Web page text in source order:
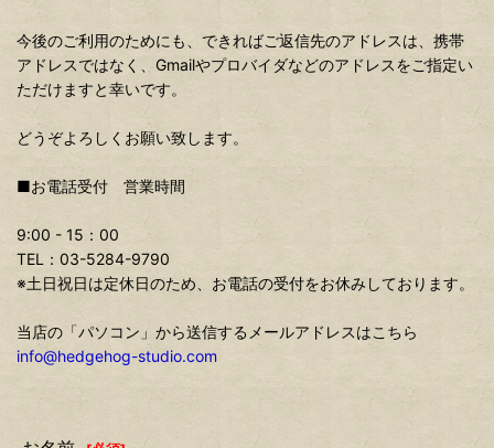
今後のご利用のためにも、できればご返信先のアドレスは、携帯
アドレスではなく、Gmailやプロバイダなどのアドレスをご指定い
ただけますと幸いです。
どうぞよろしくお願い致します。
■お電話受付 営業時間
9:00 - 15：00
TEL：03-5284-9790
※土日祝日は定休日のため、お電話の受付をお休みしております。
当店の「パソコン」から送信するメールアドレスはこちら
info@hedgehog-studio.com